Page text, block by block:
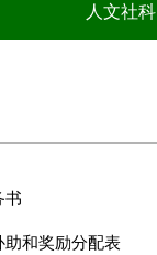
人文社科
书
助和奖励分配表